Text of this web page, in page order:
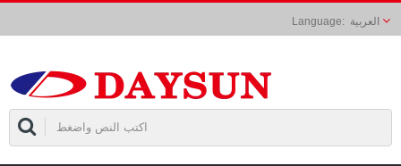
العربية